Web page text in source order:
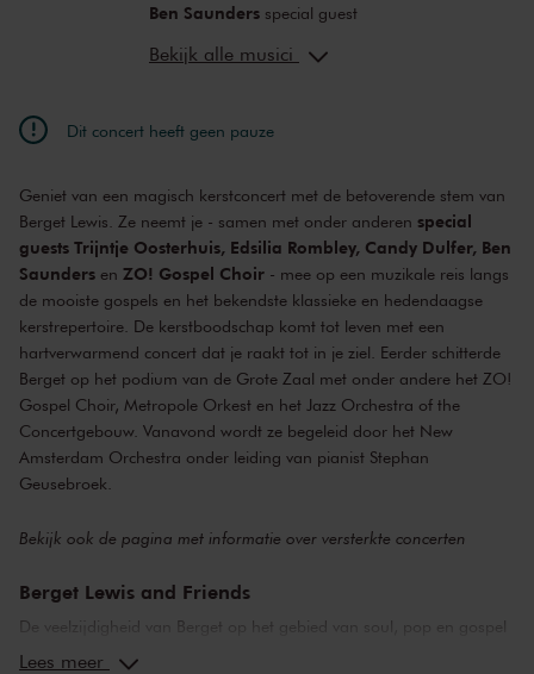
Ben Saundersspecial guest
Candy Dulfer
ZO! Gospel Choir
Bekijk alle musici
Dit concert heeft geen pauze
Geniet van een magisch kerstconcert met de betoverende stem van
Berget Lewis. Ze neemt je - samen met onder anderen special
guests Trijntje Oosterhuis, Edsilia Rombley, Candy Dulfer, Ben
Saunders en ZO! Gospel Choir - mee op een muzikale reis langs
de mooiste gospels en het bekendste klassieke en hedendaagse
kerstrepertoire. De kerstboodschap komt tot leven met een
hartverwarmend concert dat je raakt tot in je ziel. Eerder schitterde
Berget op het podium van de Grote Zaal met onder andere het ZO!
Gospel Choir, Metropole Orkest en het Jazz Orchestra of the
Concertgebouw. Vanavond wordt ze begeleid door het New
Amsterdam Orchestra onder leiding van pianist Stephan
Geusebroek.
Bekijk ook de pagina met informatie over versterkte concerten
Berget Lewis and Friends
De veelzijdigheid van Berget op het gebied van soul, pop en gospel
raakt veel mensen recht in het hart.
Lees meer